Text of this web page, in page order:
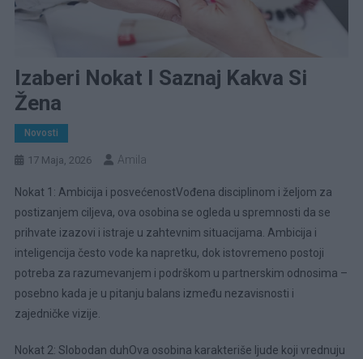
Izaberi Nokat I Saznaj Kakva Si
Žena
Novosti
17 Maja, 2026 Amila
Nokat 1: Ambicija i posvećenostVođena disciplinom i željom za
postizanjem ciljeva, ova osobina se ogleda u spremnosti da se
prihvate izazovi i istraje u zahtevnim situacijama. Ambicija i
inteligencija često vode ka napretku, dok istovremeno postoji
potreba za razumevanjem i podrškom u partnerskim odnosima –
posebno kada je u pitanju balans između nezavisnosti i
zajedničke vizije.
Nokat 2: Slobodan duhOva osobina karakteriše ljude koji vrednuju